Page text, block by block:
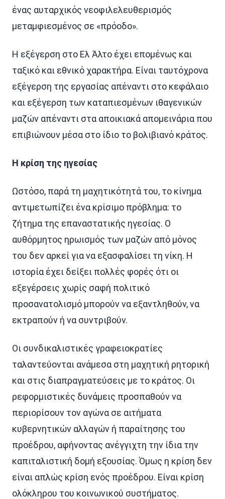
ένας αυταρχικός νεοφιλελευθερισμός
μεταμφιεσμένος σε «πρόοδο».
Η εξέγερση στο Ελ Άλτο έχει επομένως και
ταξικό και εθνικό χαρακτήρα. Είναι ταυτόχρονα
εξέγερση της εργασίας απέναντι στο κεφάλαιο
και εξέγερση των καταπιεσμένων ιθαγενικών
μαζών απέναντι στα αποικιακά απομεινάρια που
επιβιώνουν μέσα στο ίδιο το βολιβιανό κράτος.
Η κρίση της ηγεσίας
Ωστόσο, παρά τη μαχητικότητά του, το κίνημα
αντιμετωπίζει ένα κρίσιμο πρόβλημα: το
ζήτημα της επαναστατικής ηγεσίας. Ο
αυθόρμητος ηρωισμός των μαζών από μόνος
του δεν αρκεί για να εξασφαλίσει τη νίκη. Η
ιστορία έχει δείξει πολλές φορές ότι οι
εξεγέρσεις χωρίς σαφή πολιτικό
προσανατολισμό μπορούν να εξαντληθούν, να
εκτραπούν ή να συντριβούν.
Οι συνδικαλιστικές γραφειοκρατίες
ταλαντεύονται ανάμεσα στη μαχητική ρητορική
και στις διαπραγματεύσεις με το κράτος. Οι
ρεφορμιστικές δυνάμεις προσπαθούν να
περιορίσουν τον αγώνα σε αιτήματα
κυβερνητικών αλλαγών ή παραίτησης του
προέδρου, αφήνοντας ανέγγιχτη την ίδια την
καπιταλιστική δομή εξουσίας. Όμως η κρίση δεν
είναι απλώς κρίση ενός προέδρου. Είναι κρίση
ολόκληρου του κοινωνικού συστήματος.